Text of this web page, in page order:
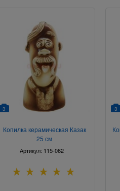
3
Копилка керамическая Казак
25 см
Артикул: 115-062
3